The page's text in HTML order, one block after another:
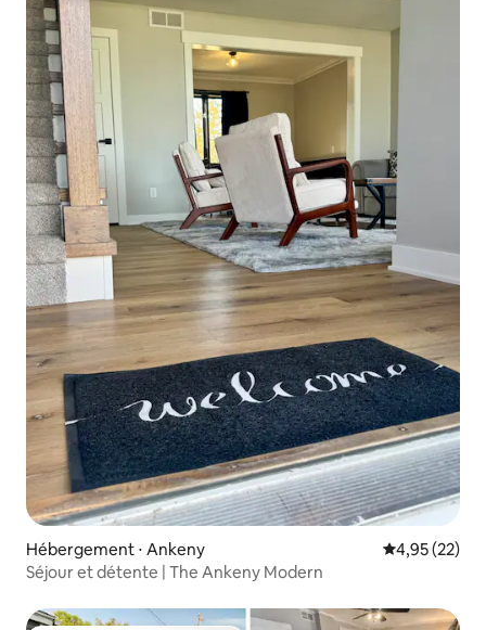
Hébergement ⋅ Ankeny Évaluation
4,95 (22)
Séjour et détente | The Ankeny Modern